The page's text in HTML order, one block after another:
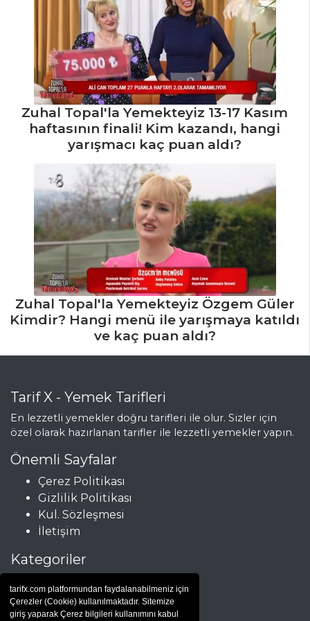
tarifx.com platformundan faydalanabilmeniz için
Çerezler (Cookie) kullanılmaktadır. Sitemize
giriş yaparak Çerez bilgileri kullanımını kabul
Yapılır?
Bulgurlu Pazı
Dolması Tarifi, Nasıl
Yapılır?
Labada Sarma
Tarifi, Nasıl Yapılır?
Sebze Yemekleri
Zuhal Topal'la Yemekteyiz 13-17 Kasım
haftasının finali! Kim kazandı, hangi
yarışmacı kaç puan aldı?
Zuhal Topal'la Yemekteyiz Özgem Güler
Kimdir? Hangi menü ile yarışmaya katıldı
ve kaç puan aldı?
Tarif X - Yemek Tarifleri
En lezzetli yemekler doğru tarifleri ile olur. Sizler için
özel olarak hazırlanan tarifler ile lezzetli yemekler yapın.
Önemli Sayfalar
Çerez Politikası
Gizlilik Politikası
Kul. Sözleşmesi
İletişim
Kategoriler
Et Yemekleri
Hamur İşleri